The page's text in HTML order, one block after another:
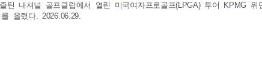
틴 내셔널 골프클럽에서 열린 미국여자프로골프(LPGA) 투어 KPMG
올렸다. 2026.06.29.